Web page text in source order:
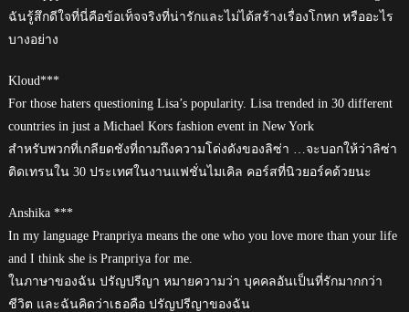
ฉันรู้สึกดีใจที่นี่คือข้อเท็จจริงที่น่ารักและไม่ได้สร้างเรื่องโกหก หรืออะไร
บางอย่าง
Kloud***
For those haters questioning Lisa’s popularity. Lisa trended in 30 different
countries in just a Michael Kors fashion event in New York
สำหรับพวกที่เกลียดชังที่ถามถึงความโด่งดังของลิซ่า …จะบอกให้ว่าลิซ่า
ติดเทรนใน 30 ประเทศในงานแฟชั่นไมเคิล คอร์สที่นิวยอร์คด้วยนะ
Anshika ***
In my language Pranpriya means the one who you love more than your life
and I think she is Pranpriya for me.
ในภาษาของฉัน ปรัญปรีญา หมายความว่า บุคคลอันเป็นที่รักมากกว่า
ชีวิต และฉันคิดว่าเธอคือ ปรัญปรีญาของฉัน